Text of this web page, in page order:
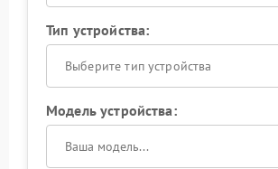
Тип устройства:
Выберите тип устройства
Модель устройства: